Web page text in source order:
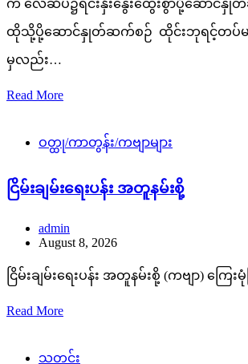
ငြိမ်းချမ်းရေးပန်း အတူနမ်းစို့
August 8, 2026
အားကစားသတင်း
Hyundai ASEAN Championship
ဘောလုံးပြိုင်ပွဲ၊ အုပ်စုအဆင့် မြန်မာအ
အသင်းယှဉ်ပြိုင်မှု တိုက်ရိုက်ထုတ်လွှင့်